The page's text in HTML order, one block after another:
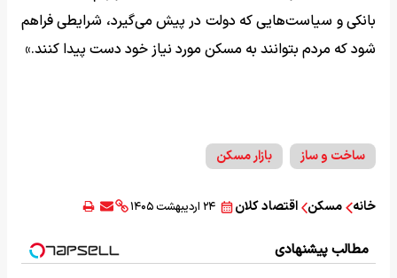
بانکی و سیاست‌هایی که دولت در پیش می‌گیرد، شرایطی فراهم
شود که مردم بتوانند به مسکن مورد نیاز خود دست پیدا کنند.»
ساخت و ساز بازار مسکن
خانه مسکن اقتصاد کلان ۲۴ اردیبهشت ۱۴۰۵
مطالب پیشنهادی